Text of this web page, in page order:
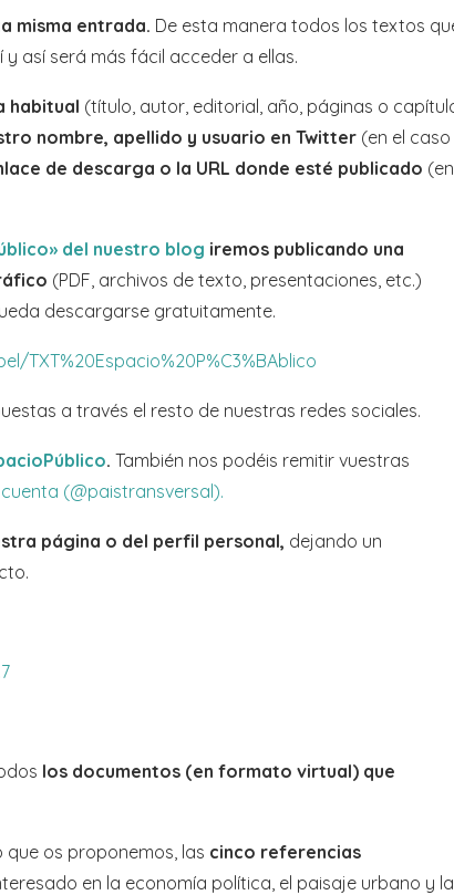
misma entrada. De esta manera todos los textos
así será más fácil acceder a ellas.
habitual (título, autor, editorial, año, páginas o
nombre, apellido y usuario en Twitter (en el
de descarga o la URL donde esté publicado
del nuestro blog iremos publicando una
(PDF, archivos de texto, presentaciones, etc.)
descargarse gratuitamente.
a través el resto de nuestras redes sociales.
. También nos podéis remitir vuestras
(@paistransversal).
página o del perfil personal, dejando un
los documentos (en formato virtual) que
os proponemos, las cinco referencias
en la economía política, el paisaje urbano y la